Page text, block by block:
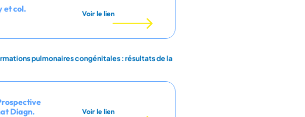
et col.
Voir le lien
pulmonaires congénitales : résultats de la
Diagn.
Voir le lien